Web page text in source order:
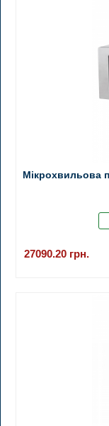
Мікрохвильова
27090.20 грн.